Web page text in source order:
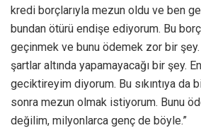
kredi borçlarıyla mezun oldu ve ben
bundan ötürü endişe ediyorum. Bu
geçinmek ve bunu ödemek zor bir
şartlar altında yapamayacağı bir şey.
geciktireyim diyorum. Bu sıkıntıya da
sonra mezun olmak istiyorum. Bunu
değilim, milyonlarca genç de böyle.”